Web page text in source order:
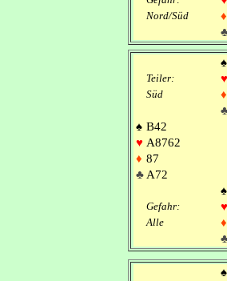
Nord/Süd
♦
♠
Teiler: ♥
Süd ♦
♠ B42
♥ A8762
♦ 87
♣ A72
♠
Gefahr: ♥
Alle
♦
♠